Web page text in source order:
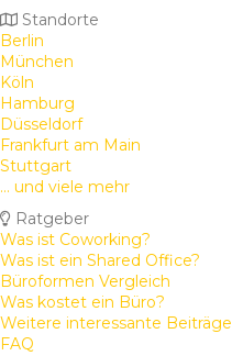
Standorte
Berlin
München
Köln
Hamburg
Düsseldorf
Frankfurt am Main
Stuttgart
... und viele mehr
Ratgeber
Was ist Coworking?
Was ist ein Shared Office?
Büroformen Vergleich
Was kostet ein Büro?
Weitere interessante Beiträge
FAQ